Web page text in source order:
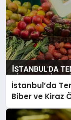
İstanbul’da
Biber ve Kiraz